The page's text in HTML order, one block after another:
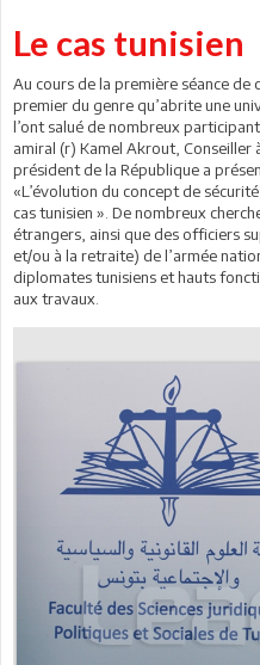
Le cas tunisien
Au cours de la première séance de
premier du genre qu’abrite une
l’ont salué de nombreux
amiral (r) Kamel Akrout, Conseiller
président de la République a
«L’évolution du concept de
cas tunisien ». De nombreux
étrangers, ainsi que des officiers
et/ou à la retraite) de l’armée
diplomates tunisiens et hauts
aux travaux.